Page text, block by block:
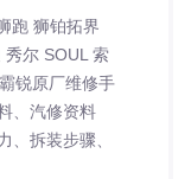
跑 狮铂拓界
尔 SOUL 索
锐原厂维修手
、汽修资料
、拆装步骤、